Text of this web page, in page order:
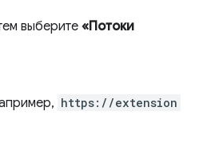
выберите «Потоки
https://extension